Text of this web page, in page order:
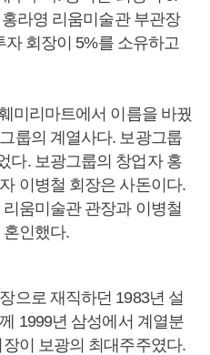
라영 리움미술관 부관장
자 회장이 5%를 소유하고
미리마트에서 이름을 바꿨
룹의 계열사다. 보광그룹
다. 보광그룹의 창업자 홍
이병철 회장은 사돈이다.
움미술관 관장과 이병철
인했다.
으로 재직하던 1983년 설
1999년 삼성에서 계열분
이 보광의 최대주주였다.